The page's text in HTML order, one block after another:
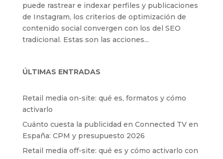
puede rastrear e indexar perfiles y publicaciones
de Instagram, los criterios de optimización de
contenido social convergen con los del SEO
tradicional. Estas son las acciones...
ÚLTIMAS ENTRADAS
Retail media on-site: qué es, formatos y cómo
activarlo
Cuánto cuesta la publicidad en Connected TV en
España: CPM y presupuesto 2026
Retail media off-site: qué es y cómo activarlo con